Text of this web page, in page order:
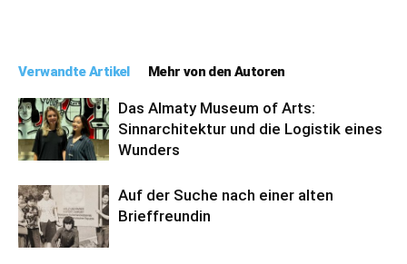
Verwandte Artikel Mehr von den Autoren
Das Almaty Museum of Arts:
Sinnarchitektur und die Logistik eines
Wunders
Auf der Suche nach einer alten
Brieffreundin